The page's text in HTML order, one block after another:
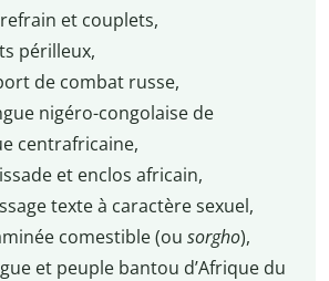
et couplets,
périlleux,
de combat russe,
nigéro-congolaise de
centrafricaine,
et enclos africain,
texte à caractère sexuel,
comestible (ou sorgho),
et peuple bantou d’Afrique du